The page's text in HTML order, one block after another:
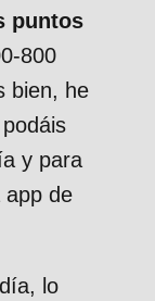
puntos
800
bien, he
y para
app de
lo